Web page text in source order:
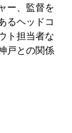
ー、監督を
るヘッドコ
ト担当者な
戸との関係